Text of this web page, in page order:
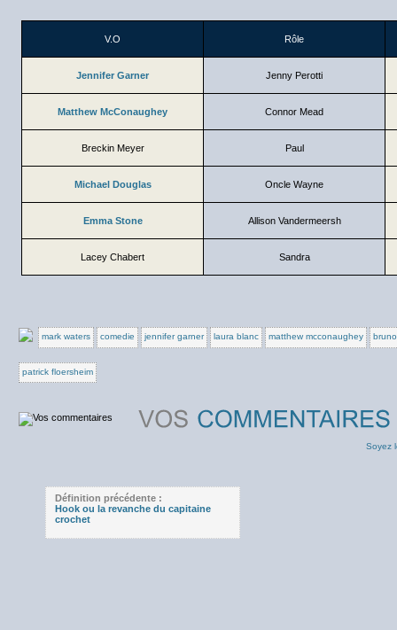
V.O Rôle
Jennifer Garner Jenny Perotti
Matthew McConaughey Connor Mead
Breckin Meyer Paul
Michael Douglas Oncle Wayne
Emma Stone Allison Vandermeersh
Lacey Chabert Sandra
mark waters comedie jennifer garner laura blanc matthew mcconaughey
patrick floersheim
Soyez
Définition précédente :
Hook ou la revanche du capitaine
crochet